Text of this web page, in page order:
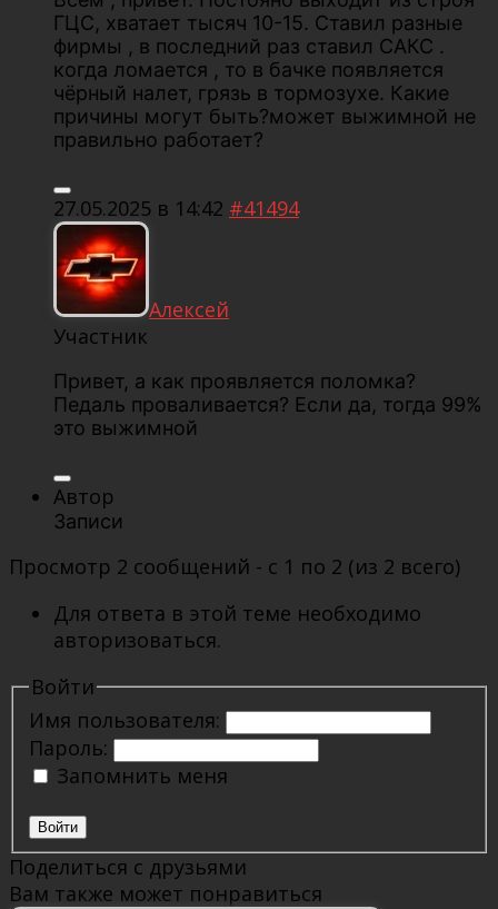
ГЦС, хватает тысяч 10-15. Ставил разные
фирмы , в последний раз ставил САКС .
когда ломается , то в бачке появляется
чёрный налет, грязь в тормозухе. Какие
причины могут быть?может выжимной не
правильно работает?
27.05.2025 в 14:42 #41494
Алексей
Участник
Привет, а как проявляется поломка?
Педаль проваливается? Если да, тогда 99%
это выжимной
Автор
Записи
Просмотр 2 сообщений - с 1 по 2 (из 2 всего)
Для ответа в этой теме необходимо
авторизоваться.
Войти
Имя пользователя:
Пароль:
Запомнить меня
Войти
Поделиться с друзьями
Вам также может понравиться